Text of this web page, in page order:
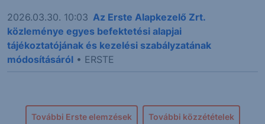
2026.03.30. 10:03 Az Erste Alapkezelő Zrt.
közleménye egyes befektetési alapjai
tájékoztatójának és kezelési szabályzatának
módosításáról • ERSTE
További Erste elemzések További közzétételek